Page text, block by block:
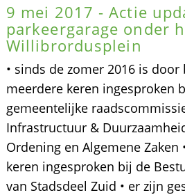
9 mei 2017 - Actie
parkeergarage onder
Willibrordusplein
• sinds de zomer 2016 is
meerdere keren ingesproken
gemeentelijke
Infrastructuur &
Ordening en Algemene Zaken
keren ingesproken bij de
van Stadsdeel Zuid • er zijn